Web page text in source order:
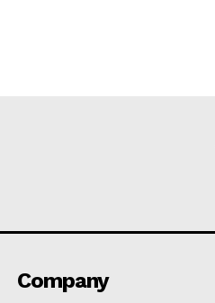
Company